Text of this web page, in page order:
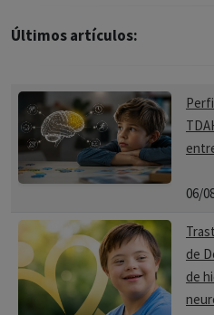
Últimos artículos:
06/
de
de